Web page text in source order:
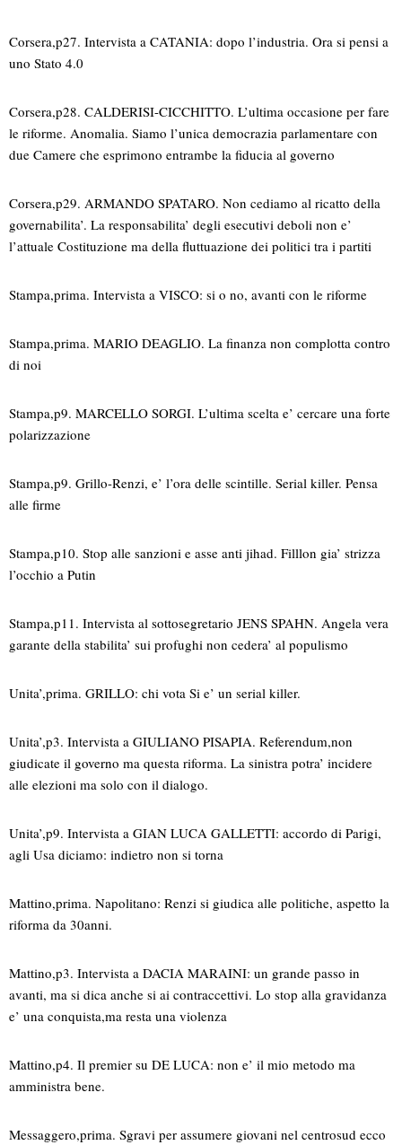
Corsera,p27. Intervista a CATANIA: dopo l’industria. Ora si pensi a
uno Stato 4.0
Corsera,p28. CALDERISI-CICCHITTO. L’ultima occasione per fare
le riforme. Anomalia. Siamo l’unica democrazia parlamentare con
due Camere che esprimono entrambe la fiducia al governo
Corsera,p29. ARMANDO SPATARO. Non cediamo al ricatto della
governabilita’. La responsabilita’ degli esecutivi deboli non e’
l’attuale Costituzione ma della fluttuazione dei politici tra i partiti
Stampa,prima. Intervista a VISCO: si o no, avanti con le riforme
Stampa,prima. MARIO DEAGLIO. La finanza non complotta contro
di noi
Stampa,p9. MARCELLO SORGI. L’ultima scelta e’ cercare una forte
polarizzazione
Stampa,p9. Grillo-Renzi, e’ l’ora delle scintille. Serial killer. Pensa
alle firme
Stampa,p10. Stop alle sanzioni e asse anti jihad. Filllon gia’ strizza
l’occhio a Putin
Stampa,p11. Intervista al sottosegretario JENS SPAHN. Angela vera
garante della stabilita’ sui profughi non cedera’ al populismo
Unita’,prima. GRILLO: chi vota Si e’ un serial killer.
Unita’,p3. Intervista a GIULIANO PISAPIA. Referendum,non
giudicate il governo ma questa riforma. La sinistra potra’ incidere
alle elezioni ma solo con il dialogo.
Unita’,p9. Intervista a GIAN LUCA GALLETTI: accordo di Parigi,
agli Usa diciamo: indietro non si torna
Mattino,prima. Napolitano: Renzi si giudica alle politiche, aspetto la
riforma da 30anni.
Mattino,p3. Intervista a DACIA MARAINI: un grande passo in
avanti, ma si dica anche si ai contraccettivi. Lo stop alla gravidanza
e’ una conquista,ma resta una violenza
Mattino,p4. Il premier su DE LUCA: non e’ il mio metodo ma
amministra bene.
Messaggero,prima. Sgravi per assumere giovani nel centrosud ecco